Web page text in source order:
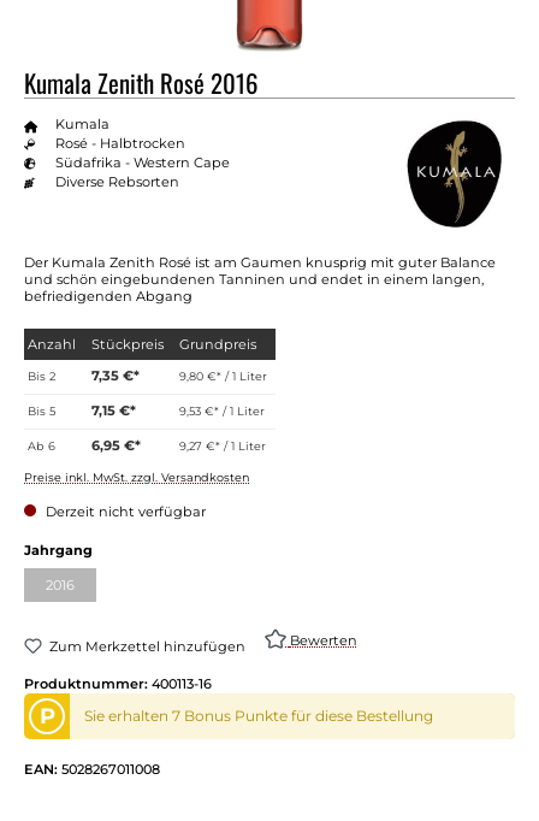
Kumala Zenith Rosé 2016
Kumala
Rosé - Halbtrocken
Südafrika - Western Cape
Diverse Rebsorten
Der Kumala Zenith Rosé ist am Gaumen knusprig mit guter Balance
und schön eingebundenen Tanninen und endet in einem langen,
befriedigenden Abgang
Anzahl Stückpreis Grundpreis
Bis2 7,35 €* 9,80 €* / 1 Liter
Bis5 7,15 €* 9,53 €* / 1 Liter
Ab6 6,95 €* 9,27 €* / 1 Liter
Preise inkl. MwSt. zzgl. Versandkosten
Derzeit nicht verfügbar
Jahrgang
2016(Diese Option ist zurzeit nicht verfügbar.)
Zum Merkzettel hinzufügen Bewerten
Produktnummer: 400113-16
P Sie erhalten 7 Bonus Punkte für diese Bestellung
EAN: 5028267011008